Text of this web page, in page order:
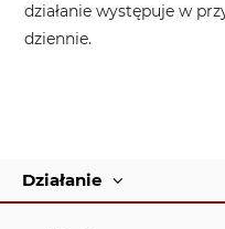
działanie występuje w
dziennie.
Działanie